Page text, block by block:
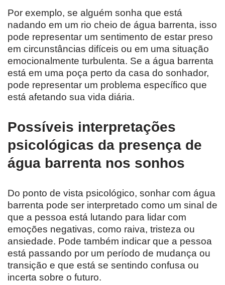
Por exemplo, se alguém sonha que está
nadando em um rio cheio de água barrenta, isso
pode representar um sentimento de estar preso
em circunstâncias difíceis ou em uma situação
emocionalmente turbulenta. Se a água barrenta
está em uma poça perto da casa do sonhador,
pode representar um problema específico que
está afetando sua vida diária.
Possíveis interpretações
psicológicas da presença de
água barrenta nos sonhos
Do ponto de vista psicológico, sonhar com água
barrenta pode ser interpretado como um sinal de
que a pessoa está lutando para lidar com
emoções negativas, como raiva, tristeza ou
ansiedade. Pode também indicar que a pessoa
está passando por um período de mudança ou
transição e que está se sentindo confusa ou
incerta sobre o futuro.